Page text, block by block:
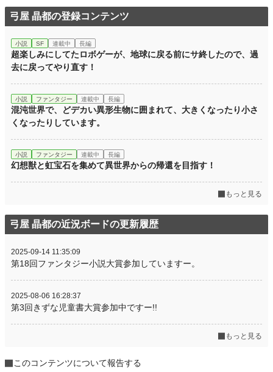
弓屋 晶都の登録コンテンツ
小説 SF 連載中 長編
超楽しみにしてたロボゲーが、地球に戻る前にサ終したので、過
去に戻ってやり直す！
小説 ファンタジー 連載中 長編
混沌世界で、どデカい異形生物に囲まれて、大きくなったり小さ
くなったりしています。
小説 ファンタジー 連載中 長編
幻想獣と虹宝石を集めて異世界からの帰還を目指す！
もっと見る
弓屋 晶都の近況ボードの更新履歴
2025-09-14 11:35:09
第18回ファンタジー小説大賞参加していますー。
2025-08-06 16:28:37
第3回きずな児童書大賞参加中ですー!!
もっと見る
このコンテンツについて報告する